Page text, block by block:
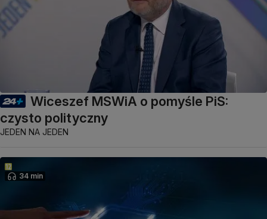
Wiceszef MSWiA o pomyśle PiS:
czysto polityczny
JEDEN NA JEDEN
34 min